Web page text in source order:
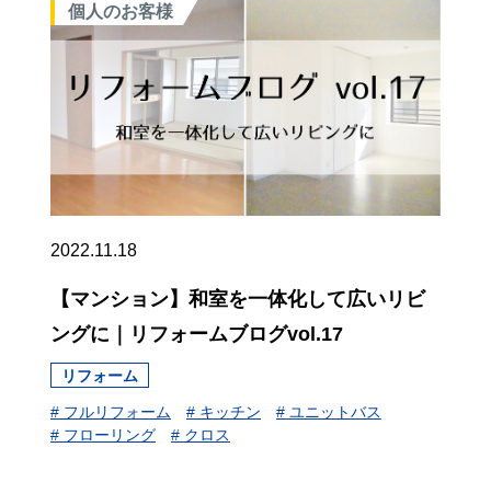
個人のお客様
2022.11.18
【マンション】和室を一体化して広いリビ
ングに｜リフォームブログvol.17
リフォーム
# フルリフォーム # キッチン
# ユニットバス
# フローリング
# クロス